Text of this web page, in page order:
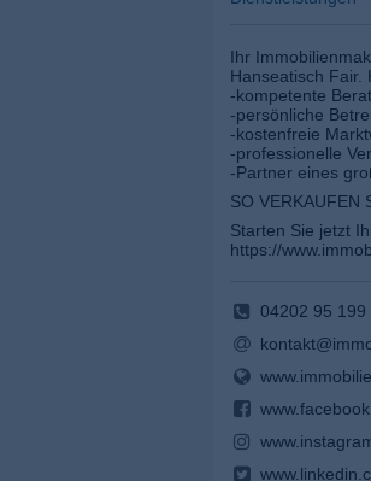
Ihr
Hanseatisch Fair.
-kompetente
-persönliche
-kostenfreie
-professionelle
-Partner eines
SO VERKAUFEN
Starten Sie jetzt
https://
04202 95 199